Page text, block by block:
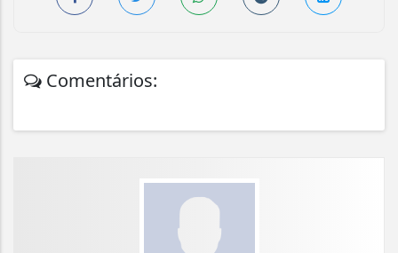
Comentários: